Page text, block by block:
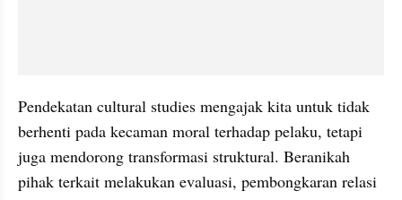
Pendekatan cultural studies mengajak kita untuk tidak
berhenti pada kecaman moral terhadap pelaku, tetapi
juga mendorong transformasi struktural. Beranikah
pihak terkait melakukan evaluasi, pembongkaran relasi